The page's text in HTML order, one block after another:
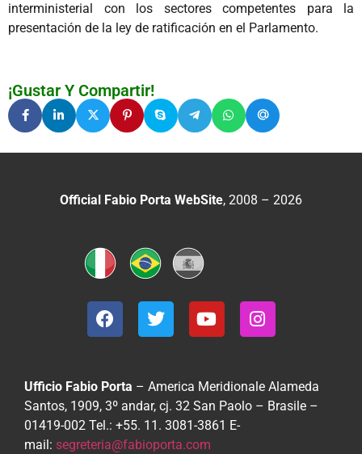
interministerial con los sectores competentes para la
presentación de la ley de ratificación en el Parlamento.
¡Gustar Y Compartir!
Official Fabio Porta WebSite, 2008 – 2026
Ufficio Fabio Porta – America Meridionale Alameda
Santos, 1909, 3º andar, cj. 32 San Paolo – Brasile –
01419-002 Tel.: +55. 11. 3081-3861 E-
mail: segreteria@fabioporta.com